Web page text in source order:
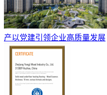
产以党建引领企业高质量发展